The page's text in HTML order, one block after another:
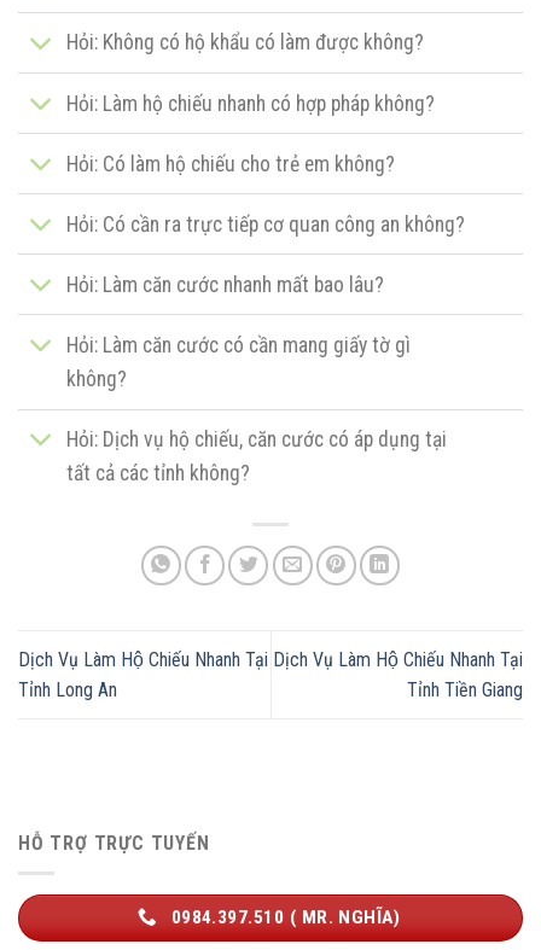
Hỏi: Không có hộ khẩu có làm được không?
Hỏi: Làm hộ chiếu nhanh có hợp pháp không?
Hỏi: Có làm hộ chiếu cho trẻ em không?
Hỏi: Có cần ra trực tiếp cơ quan công an không?
Hỏi: Làm căn cước nhanh mất bao lâu?
Hỏi: Làm căn cước có cần mang giấy tờ gì
không?
Hỏi: Dịch vụ hộ chiếu, căn cước có áp dụng tại
tất cả các tỉnh không?
Dịch Vụ Làm Hộ Chiếu Nhanh Tại
Tỉnh Long An
Dịch Vụ Làm Hộ Chiếu Nhanh Tại
Tỉnh Tiền Giang
HỖ TRỢ TRỰC TUYẾN
0984.397.510 ( MR. NGHĨA)